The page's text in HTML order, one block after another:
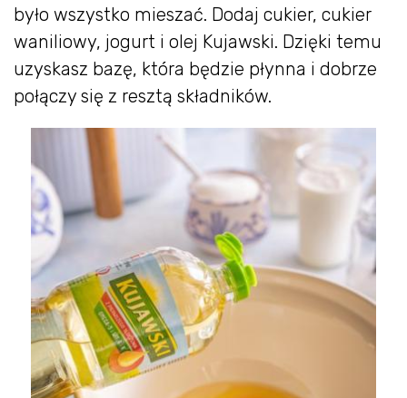
było wszystko mieszać. Dodaj cukier, cukier
waniliowy, jogurt i olej Kujawski. Dzięki temu
uzyskasz bazę, która będzie płynna i dobrze
połączy się z resztą składników.